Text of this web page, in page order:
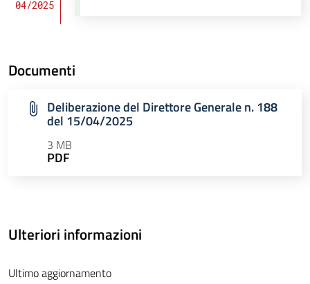
04/2025
Documenti
Deliberazione del Direttore Generale n. 188
del 15/04/2025
3 MB
PDF
Ulteriori informazioni
Ultimo aggiornamento